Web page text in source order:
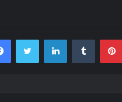
FacebookTwitter LinkedInTumblr